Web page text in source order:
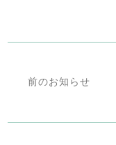
前のお知らせ